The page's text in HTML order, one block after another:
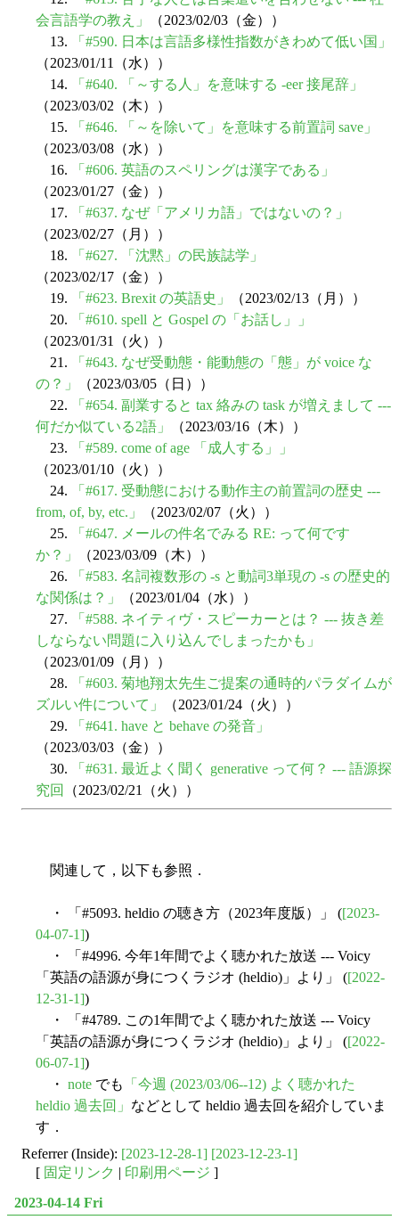
会言語学の教え」
（2023/02/03（金））
13.
「#590. 日本は言語多様性指数がきわめて低い国」
（2023/01/11（水））
14.
「#640. 「～する人」を意味する -eer 接尾辞」
（2023/03/02（木））
15.
「#646. 「～を除いて」を意味する前置詞 save」
（2023/03/08（水））
16.
「#606. 英語のスペリングは漢字である」
（2023/01/27（金））
17.
「#637. なぜ「アメリカ語」ではないの？」
（2023/02/27（月））
18.
「#627. 「沈黙」の民族誌学」
（2023/02/17（金））
19.
「#623. Brexit の英語史」
（2023/02/13（月））
20.
「#610. spell と Gospel の「お話し」」
（2023/01/31（火））
21.
「#643. なぜ受動態・能動態の「態」が voice な
の？」
（2023/03/05（日））
22.
「#654. 副業すると tax 絡みの task が増えまして ---
何だか似ている2語」
（2023/03/16（木））
23.
「#589. come of age 「成人する」」
（2023/01/10（火））
24.
「#617. 受動態における動作主の前置詞の歴史 ---
from, of, by, etc.」
（2023/02/07（火））
25.
「#647. メールの件名でみる RE: って何です
か？」
（2023/03/09（木））
26.
「#583. 名詞複数形の -s と動詞3単現の -s の歴史的
な関係は？」
（2023/01/04（水））
27.
「#588. ネイティヴ・スピーカーとは？ --- 抜き差
しならない問題に入り込んでしまったかも」
（2023/01/09（月））
28.
「#603. 菊地翔太先生ご提案の通時的パラダイムが
ズルい件について」
（2023/01/24（火））
29.
「#641. have と behave の発音」
（2023/03/03（金））
30.
「#631. 最近よく聞く generative って何？ --- 語源探
究回
（2023/02/21（火））
関連して，以下も参照．
・ 「#5093. heldio の聴き方（2023年度版）」 ([2023-
04-07-1])
・ 「#4996. 今年1年間でよく聴かれた放送 --- Voicy
「英語の語源が身につくラジオ (heldio)」より」 ([2022-
12-31-1])
・ 「#4789. この1年間でよく聴かれた放送 --- Voicy
「英語の語源が身につくラジオ (heldio)」より」 ([2022-
06-07-1])
・ note でも
「今週 (2023/03/06--12) よく聴かれた
heldio 過去回」 などとして heldio 過去回を紹介していま
す．
Referrer (Inside): [2023-12-28-1] [2023-12-23-1]
[ 固定リンク | 印刷用ページ ]
2023-04-14 Fri